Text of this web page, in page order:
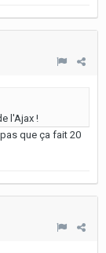
l'Ajax !
que ça fait 20